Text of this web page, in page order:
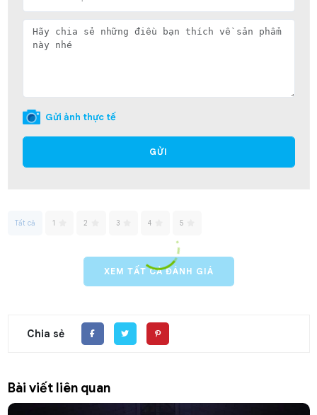
Gửi ảnh thực tế
GỬI
Tất cả 1 2 3 4 5
XEM TẤT CẢ ĐÁNH GIÁ
Chia sẻ
Bài viết liên quan